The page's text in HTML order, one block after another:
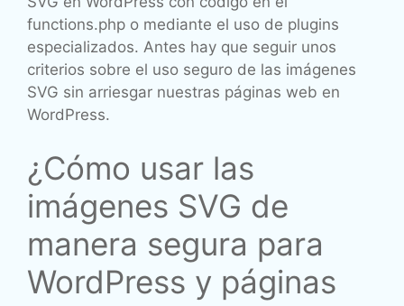
functions.php o mediante el uso de plugins
especializados. Antes hay que seguir unos
criterios sobre el uso seguro de las imágenes
SVG sin arriesgar nuestras páginas web en
WordPress.
¿Cómo usar las
imágenes SVG de
manera segura para
WordPress y páginas